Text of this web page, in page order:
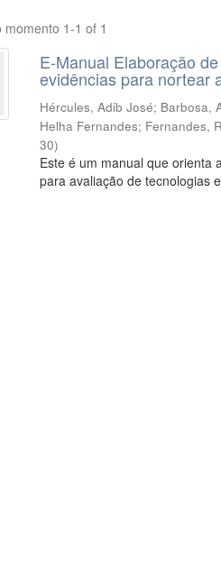
1-1 of 1
E-Manual Elaboração
evidências para nortear
Hércules, Adib José; Barbosa,
Helha Fernandes; Fernandes,
30)
Este é um manual que orienta
para avaliação de tecnologias